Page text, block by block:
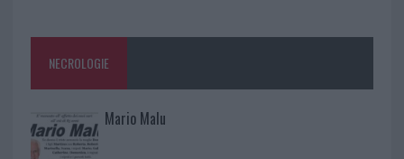
NECROLOGIE
Mario Malu